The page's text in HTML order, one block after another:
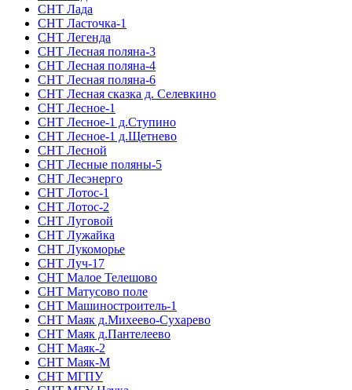
СНТ Лада
СНТ Ласточка-1
СНТ Легенда
СНТ Лесная поляна-3
СНТ Лесная поляна-4
СНТ Лесная поляна-6
СНТ Лесная сказка д. Селевкино
СНТ Лесное-1
СНТ Лесное-1 д.Ступино
СНТ Лесное-1 д.Щетнево
СНТ Лесной
СНТ Лесные поляны-5
СНТ Лесэнерго
СНТ Лотос-1
СНТ Лотос-2
СНТ Луговой
СНТ Лужайка
СНТ Лукоморье
СНТ Луч-17
СНТ Малое Телешово
СНТ Матусово поле
СНТ Машиностроитель-1
СНТ Маяк д.Михеево-Сухарево
СНТ Маяк д.Пантелеево
СНТ Маяк-2
СНТ Маяк-М
СНТ МГПУ